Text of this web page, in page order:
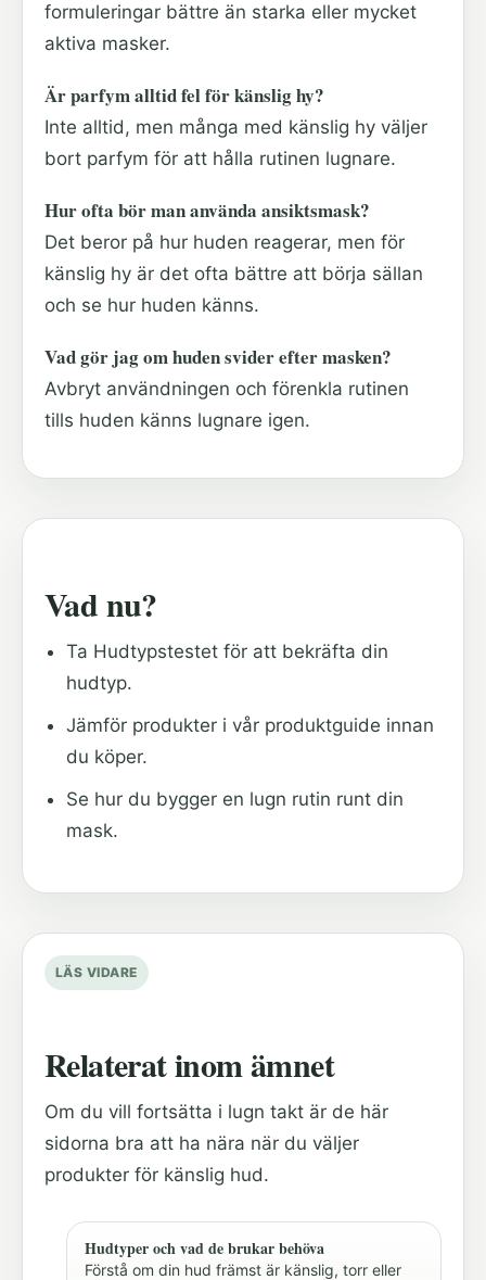
formuleringar bättre än starka eller mycket
aktiva masker.
Är parfym alltid fel för känslig hy?
Inte alltid, men många med känslig hy väljer
bort parfym för att hålla rutinen lugnare.
Hur ofta bör man använda ansiktsmask?
Det beror på hur huden reagerar, men för
känslig hy är det ofta bättre att börja sällan
och se hur huden känns.
Vad gör jag om huden svider efter masken?
Avbryt användningen och förenkla rutinen
tills huden känns lugnare igen.
Vad nu?
Ta Hudtypstestet för att bekräfta din
hudtyp.
Jämför produkter i vår produktguide innan
du köper.
Se hur du bygger en lugn rutin runt din
mask.
LÄS VIDARE
Relaterat inom ämnet
Om du vill fortsätta i lugn takt är de här
sidorna bra att ha nära när du väljer
produkter för känslig hud.
Hudtyper och vad de brukar behöva
Förstå om din hud främst är känslig, torr eller